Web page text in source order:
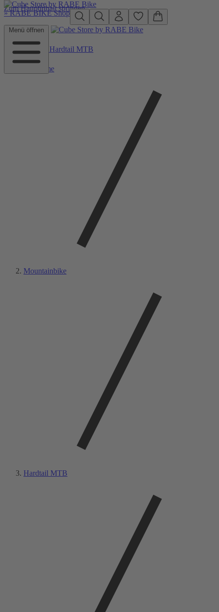
Zum Hauptinhalt springen
»RABE BIKE Shop
Menü öffnen
Zurück zu Hardtail MTB
Home
Mountainbike
Hardtail MTB